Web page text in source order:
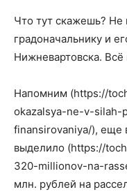
Что тут скажешь?
градоначальнику и
Нижневартовска.
Напомним (https://
okazalsya-ne-v-
finansirovaniya/), еще
выделило (https://
320-millionov-na-
млн. рублей на